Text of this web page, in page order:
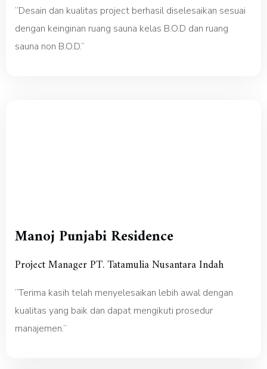
“Desain dan kualitas project berhasil diselesaikan sesuai
dengan keinginan ruang sauna kelas B.O.D dan ruang
sauna non B.O.D.”
Manoj Punjabi Residence
Project Manager PT. Tatamulia Nusantara Indah
“Terima kasih telah menyelesaikan lebih awal dengan
kualitas yang baik dan dapat mengikuti prosedur
manajemen.”